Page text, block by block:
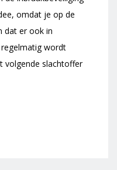
omdat je op de
dat er ook in
wordt
volgende slachtoffer